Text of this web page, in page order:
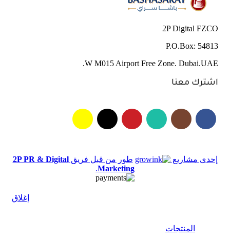
2P Digital FZCO
P.O.Box: 54813
W M015 Airport Free Zone. Dubai.UAE.
اشترك معنا
إحدى مشاريع طور من قبل فريق2P PR & Digital
Marketing
.
إغلاق
المنتجات